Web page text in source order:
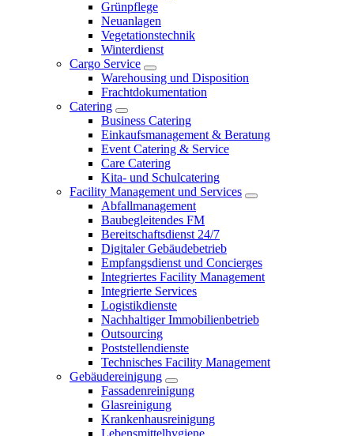
Grünpflege
Neuanlagen
Vegetationstechnik
Winterdienst
Cargo Service
Warehousing und Disposition
Frachtdokumentation
Catering
Business Catering
Einkaufsmanagement & Beratung
Event Catering & Service
Care Catering
Kita- und Schulcatering
Facility Management und Services
Abfallmanagement
Baubegleitendes FM
Bereitschaftsdienst 24/7
Digitaler Gebäudebetrieb
Empfangsdienst und Concierges
Integriertes Facility Management
Integrierte Services
Logistikdienste
Nachhaltiger Immobilienbetrieb
Outsourcing
Poststellendienste
Technisches Facility Management
Gebäudereinigung
Fassadenreinigung
Glasreinigung
Krankenhausreinigung
Lebensmittelhygiene